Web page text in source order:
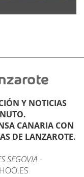
Y NOTICIAS
CANARIA CON
DE LANZAROTE.
SEGOVIA -